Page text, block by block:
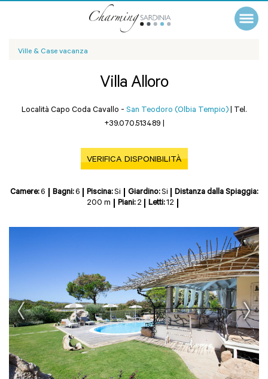
Ville & Case vacanza
Villa Alloro
Località Capo Coda Cavallo - San Teodoro (Olbia Tempio) | Tel.
+39.070.513489 |
VERIFICA DISPONIBILITÀ
Camere:6 Bagni:6 Piscina:Si Giardino:Si
Distanza dalla Spiaggia:
200 m
Piani: 2 Letti:12